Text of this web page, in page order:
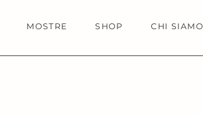
MOSTRE SHOP CHI SIAMO